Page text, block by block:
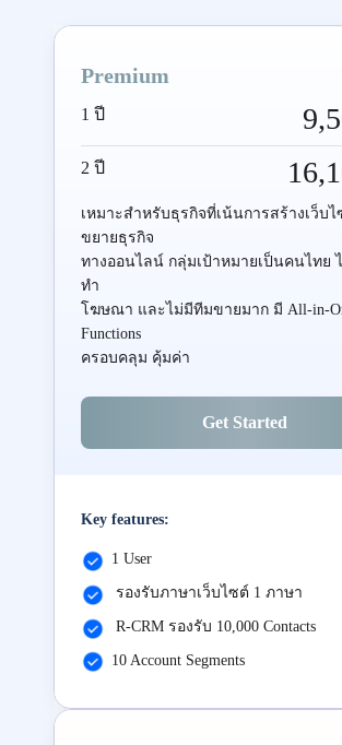
Premium
1 ปี
2 ปี
เหมาะสำหรับธุรกิจที่เน้นการสร้างเว็บ
ขยายธุรกิจ
ทางออนไลน์ กลุ่มเป้าหมายเป็นคนไทย
ทำ
โฆษณา และไม่มีทีมขายมาก มี All-in-
Functions
ครอบคลุม คุ้มค่า
Get Started
Key features:
1 User
รองรับภาษาเว็บไซต์ 1 ภาษา
R-CRM รองรับ 10,000 Contacts
10 Account Segments